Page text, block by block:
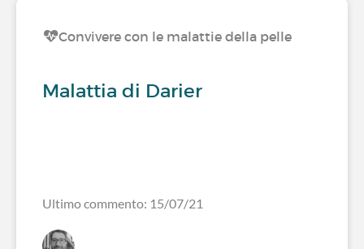
Convivere con le malattie della pelle
Malattia di Darier
Ultimo commento: 15/07/21